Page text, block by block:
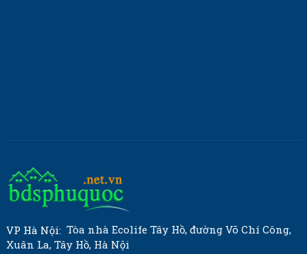
VP Hà Nội: Tòa nhà Ecolife Tây Hồ, đường Võ Chí Công,
Xuân La, Tây Hồ, Hà Nội